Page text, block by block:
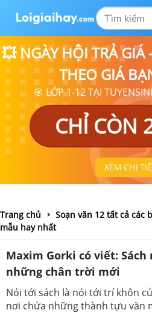
💥 NGÀY HỘI TRẢ
THEO GIÁ
🎯 LỚP 1-12 TẠI
CHỈ CÒN
XEM CHI
Trang chủ
Soạn văn 12 tất cả các
mẫu hay nhất
Maxim Gorki có viết:
những chân trời mới
Nói tới sách là nói tới trí khôn
nơi chứa những thành tựu văn